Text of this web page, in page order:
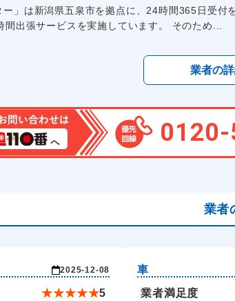
ー」は新潟県五泉市を拠点に、24時間365日受
間出張サービスを実施しています。 そのため...
業者の
業者
2025-12-08
★★★★★5
車
業者満足度